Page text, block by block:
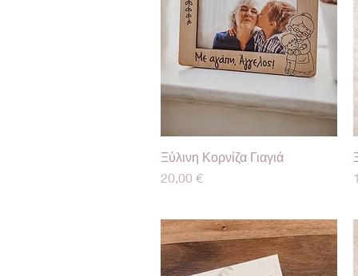
Γρήγορη προβολή
Ξύλινη Κορνίζα Γιαγιά
Τιμή
20,00 €